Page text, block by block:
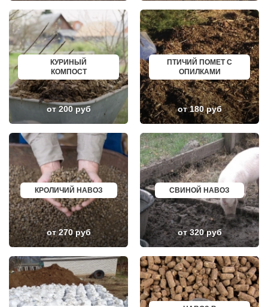
ОБЬ
НОВОКУЗНЕЦК
ПЯТИГОРСК
ОТРАДНОЕ
УЛАН УДЭ
СОВЕТСКИЙ
СТАРЫЙ ОСКОЛ
ЧИТА
КОВРОВ
СЫКТЫВКАР
ТАРА
ГЕЛЕНДЖИК
НИЖНИЙ ТАГИЛ
АБАКАН
ТАГАНРОГ
ОСА
ВОЛЖСКИЙ
СУРГУТ
КУРГАН
КРЫМСК
АЛЕКСАНДРОВ
ЭНГЕЛЬС
МАГНИТОГОРСК
БЛАГОВЕЩЕНСК
КОЛА
КИРОВСК
СВОБОДНЫЙ
БОР
ПАВЛОВСК
БЕЛОКУРИХА
КОРЯЖМА
ЮРЬЕВ-ПОЛЬСКИЙ
ФУРМАНОВ
НИЖНЕУДИНСК
ШЕЛЕХОВ
УРЖУМ
ЛЕБЕДЯНЬ
ЛЫСКОВО
КАЛАЧИНСК
СОРОЧИНСК
ГОРНОЗАВОДСК
ВЕРХНИЙ ТАГИЛ
КАРПИНСК
БЕЛЕВ
ДОНСКОЙ
СТАРОДУБ
БУТУРЛИНОВКА
ТАЙШЕТ
ГВАРДЕЙСК
СУХИНИЧИ
ОСИННИКИ
МОРОЗОВСК
АЛАПАЕВСК
ИЗОБИЛЬНЫЙ
МОРШАНСК
БУИНСК
ЛИХОСЛАВЛЬ
СУВОРОВ
СНЕЖИНСК
ТЫНДА
КУРИНЫЙ
КОМПОСТ
от 200 руб
ПТИЧИЙ ПОМЕТ С
ОПИЛКАМИ
от 180 руб
КРОЛИЧИЙ НАВОЗ
от 270 руб
СВИНОЙ НАВОЗ
от 320 руб